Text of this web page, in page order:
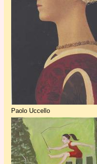
Paolo Uccello